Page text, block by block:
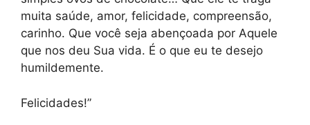
muita saúde, amor, felicidade, compreensão,
carinho. Que você seja abençoada por Aquele
que nos deu Sua vida. É o que eu te desejo
humildemente.
Felicidades!”